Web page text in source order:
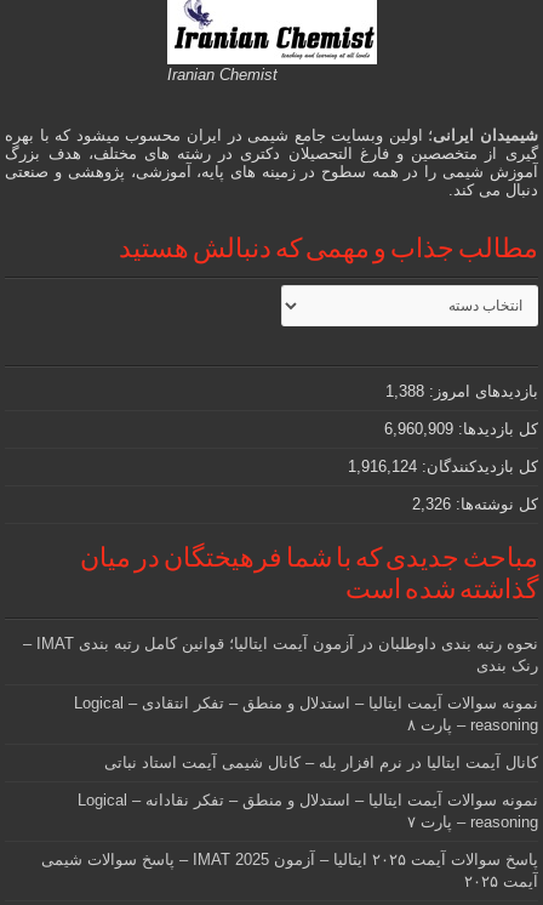
Iranian Chemist
شیمیدان ایرانی؛ اولین وبسایت جامع شیمی در ایران محسوب میشود که با بهره
گیری از متخصصین و فارغ التحصیلان دکتری در رشته های مختلف، هدف بزرگ
آموزش شیمی را در همه سطوح در زمینه های پایه، آموزشی، پژوهشی و صنعتی
دنبال می کند.
مطالب جذاب و مهمی که دنبالش هستید
مطالب
جذاب
و
که
دنبالش
هستید
بازدیدهای امروز: 1,388
کل بازدیدها: 6,960,909
کل بازدیدکنند‌گان: 1,916,124
کل نوشته‌ها: 2,326
مباحث جدیدی که با شما فرهیختگان در میان
گذاشته شده است
نحوه رتبه بندی داوطلبان در آزمون آیمت ایتالیا؛ قوانین کامل رتبه بندی IMAT –
رنک بندی
نمونه سوالات آیمت ایتالیا – استدلال و منطق – تفکر انتقادی – Logical
reasoning – پارت ۸
کانال آیمت ایتالیا در نرم افزار بله – کانال شیمی آیمت استاد نباتی
نمونه سوالات آیمت ایتالیا – استدلال و منطق – تفکر نقادانه – Logical
reasoning – پارت ۷
پاسخ سوالات آیمت ۲۰۲۵ ایتالیا – آزمون IMAT 2025 – پاسخ سوالات شیمی
آیمت ۲۰۲۵